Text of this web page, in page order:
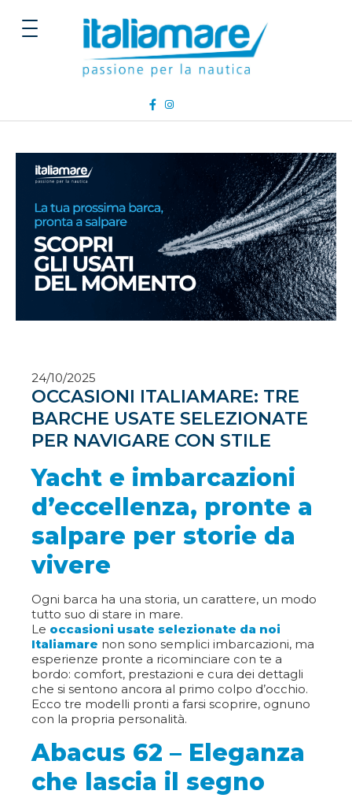
24/10/2025
OCCASIONI ITALIAMARE: TRE
BARCHE USATE SELEZIONATE
PER NAVIGARE CON STILE
Yacht e imbarcazioni
d’eccellenza, pronte a
salpare per storie da
vivere
Ogni barca ha una storia, un carattere, un modo
tutto suo di stare in mare.
Le occasioni usate selezionate da noi
Italiamare non sono semplici imbarcazioni, ma
esperienze pronte a ricominciare con te a
bordo: comfort, prestazioni e cura dei dettagli
che si sentono ancora al primo colpo d’occhio.
Ecco tre modelli pronti a farsi scoprire, ognuno
con la propria personalità.
Abacus 62 – Eleganza
che lascia il segno